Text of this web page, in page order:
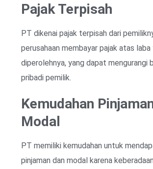
Pajak Terpisah
PT dikenai pajak terpisah dari
perusahaan membayar pajak atas laba
diperolehnya, yang dapat mengurangi
pribadi pemilik.
Kemudahan
Modal
PT memiliki kemudahan untuk
pinjaman dan modal karena